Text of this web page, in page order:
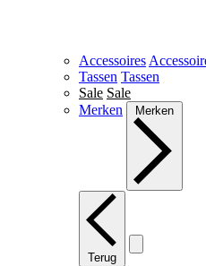
Accessoires
Tassen Tassen
Sale Sale
Merken
Merken
Terug